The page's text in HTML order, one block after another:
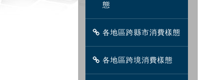
態
各地區跨縣市消費樣態
各地區跨境消費樣態